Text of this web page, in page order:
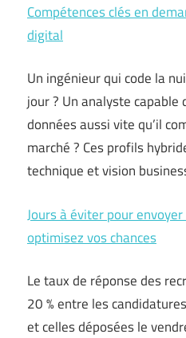
Compétences clés en
digital
Un ingénieur qui code la
jour ? Un analyste capable
données aussi vite qu’il
marché ? Ces profils
technique et vision
Jours à éviter pour
optimisez vos chances
Le taux de réponse des
20 % entre les
et celles déposées le